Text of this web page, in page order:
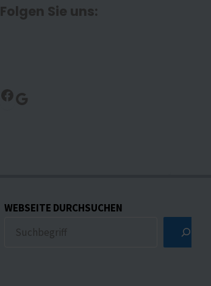
Folgen Sie uns:
Facebook
Google
WEBSEITE DURCHSUCHEN